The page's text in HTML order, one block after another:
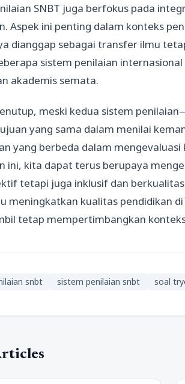
SNBT juga berfokus pada
Aspek ini penting dalam konteks
dianggap sebagai transfer ilmu
sistem penilaian
akademis semata.
meski kedua sistem
yang sama dalam menilai
yang berbeda dalam
ini, kita dapat terus berupaya
tetapi juga inklusif dan
meningkatkan kualitas pendidikan
tetap mempertimbangkan
snbt sistem penilaian snbt soal